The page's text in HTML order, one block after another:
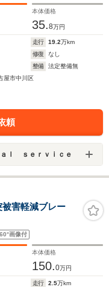
オーデ
本体価格
35.8万円
走行 19.2万km
修復
なし
整備
法定整備無
屋市中川区
頼
ｌ ｓｅｒｖｉｃｅ
害軽減ブレー
画像付
本体価格
150.0万円
走行 2.5万km